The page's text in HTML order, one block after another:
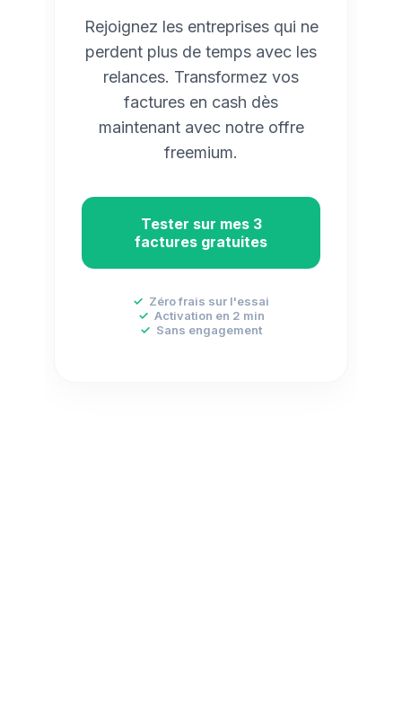
Rejoignez les entreprises qui ne
perdent plus de temps avec les
relances. Transformez vos
factures en cash dès
maintenant avec notre offre
freemium.
Tester sur mes 3
factures gratuites
✓ Zéro frais sur l'essai
✓ Activation en 2 min
✓ Sans engagement